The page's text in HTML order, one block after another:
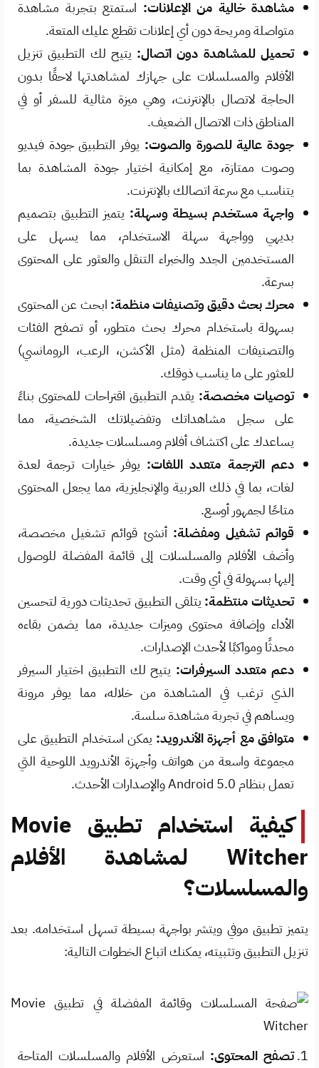
مشاهدة خالية من الإعلانات: استمتع بتجربة مشاهدة
متواصلة ومريحة دون أي إعلانات تقطع عليك المتعة.
تحميل للمشاهدة دون اتصال: يتيح لك التطبيق تنزيل
الأفلام والمسلسلات على جهازك لمشاهدتها لاحقًا بدون
الحاجة لاتصال بالإنترنت، وهي ميزة مثالية للسفر أو في
المناطق ذات الاتصال الضعيف.
جودة عالية للصورة والصوت: يوفر التطبيق جودة فيديو
وصوت ممتازة، مع إمكانية اختيار جودة المشاهدة بما
يتناسب مع سرعة اتصالك بالإنترنت.
واجهة مستخدم بسيطة وسهلة: يتميز التطبيق بتصميم
بديهي وواجهة سهلة الاستخدام، مما يسهل على
المستخدمين الجدد والخبراء التنقل والعثور على المحتوى
بسرعة.
محرك بحث دقيق وتصنيفات منظمة: ابحث عن المحتوى
بسهولة باستخدام محرك بحث متطور، أو تصفح الفئات
والتصنيفات المنظمة (مثل الأكشن، الرعب، الرومانسي)
للعثور على ما يناسب ذوقك.
توصيات مخصصة: يقدم التطبيق اقتراحات للمحتوى بناءً
على سجل مشاهداتك وتفضيلاتك الشخصية، مما
يساعدك على اكتشاف أفلام ومسلسلات جديدة.
دعم الترجمة متعدد اللغات: يوفر خيارات ترجمة لعدة
لغات، بما في ذلك العربية والإنجليزية، مما يجعل المحتوى
متاحًا لجمهور أوسع.
قوائم تشغيل ومفضلة: أنشئ قوائم تشغيل مخصصة،
وأضف الأفلام والمسلسلات إلى قائمة المفضلة للوصول
إليها بسهولة في أي وقت.
تحديثات منتظمة: يتلقى التطبيق تحديثات دورية لتحسين
الأداء وإضافة محتوى وميزات جديدة، مما يضمن بقاءه
محدثًا ومواكبًا لأحدث الإصدارات.
دعم متعدد السيرفرات: يتيح لك التطبيق اختيار السيرفر
الذي ترغب في المشاهدة من خلاله، مما يوفر مرونة
ويساهم في تجربة مشاهدة سلسة.
متوافق مع أجهزة الأندرويد: يمكن استخدام التطبيق على
مجموعة واسعة من هواتف وأجهزة الأندرويد اللوحية التي
تعمل بنظام Android 5.0 والإصدارات الأحدث.
كيفية استخدام تطبيق Movie
Witcher لمشاهدة الأفلام
والمسلسلات؟
يتميز تطبيق موفي ويتشر بواجهة بسيطة تسهل استخدامه. بعد
تنزيل التطبيق وتثبيته، يمكنك اتباع الخطوات التالية:
تصفح المحتوى: استعرض الأفلام والمسلسلات المتاحة